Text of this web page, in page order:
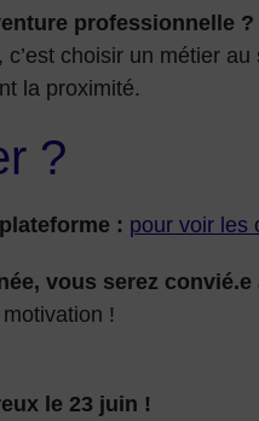
professionnelle ?
choisir un métier
la proximité.
?
: pour voir les
vous serez
!
le 23 juin !